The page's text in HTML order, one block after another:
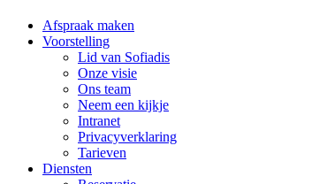
Afspraak maken
Voorstelling
Lid van Sofiadis
Onze visie
Ons team
Neem een kijkje
Intranet
Privacyverklaring
Tarieven
Diensten